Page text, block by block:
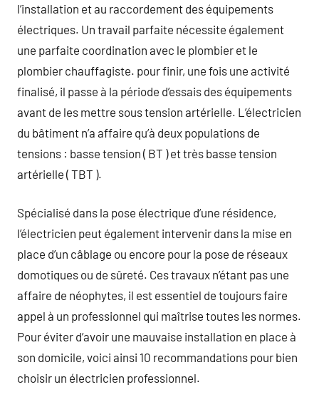
l’installation et au raccordement des équipements
électriques. Un travail parfaite nécessite également
une parfaite coordination avec le plombier et le
plombier chauffagiste. pour finir, une fois une activité
finalisé, il passe à la période d’essais des équipements
avant de les mettre sous tension artérielle. L’électricien
du bâtiment n’a affaire qu’à deux populations de
tensions : basse tension ( BT ) et très basse tension
artérielle ( TBT ).
Spécialisé dans la pose électrique d’une résidence,
l’électricien peut également intervenir dans la mise en
place d’un câblage ou encore pour la pose de réseaux
domotiques ou de sûreté. Ces travaux n’étant pas une
affaire de néophytes, il est essentiel de toujours faire
appel à un professionnel qui maîtrise toutes les normes.
Pour éviter d’avoir une mauvaise installation en place à
son domicile, voici ainsi 10 recommandations pour bien
choisir un électricien professionnel.